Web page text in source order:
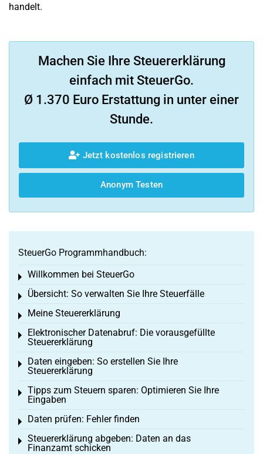
handelt.
Machen Sie Ihre Steuererklärung
einfach mit SteuerGo.
Ø 1.370 Euro Erstattung in unter einer
Stunde.
Jetzt kostenlos registrieren
Anonym Testen
SteuerGo Programmhandbuch:
Willkommen bei SteuerGo
Toggle menu
Übersicht: So verwalten Sie Ihre Steuerfälle
Toggle menu
Meine Steuererklärung
Toggle menu
Elektronischer Datenabruf: Die vorausgefüllte
Steuererklärung
Toggle menu
Daten eingeben: So erstellen Sie Ihre
Steuererklärung
Toggle menu
Tipps zum Steuern sparen: Optimieren Sie Ihre
Eingaben
Toggle menu
Daten prüfen: Fehler finden
Toggle menu
Steuererklärung abgeben: Daten an das
Finanzamt schicken
Toggle menu